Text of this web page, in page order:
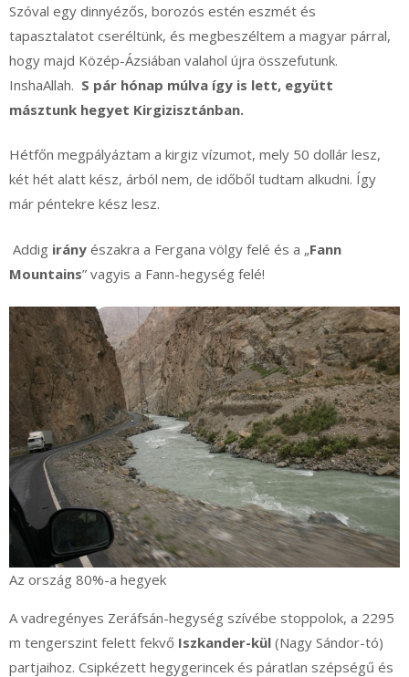
Szóval egy dinnyézős, borozós estén eszmét és
tapasztalatot cseréltünk, és megbeszéltem a magyar párral,
hogy majd Közép-Ázsiában valahol újra összefutunk.
InshaAllah. S pár hónap múlva így is lett, együtt
másztunk hegyet Kirgizisztánban.
Hétfőn megpályáztam a kirgiz vízumot, mely 50 dollár lesz,
két hét alatt kész, árból nem, de időből tudtam alkudni. Így
már péntekre kész lesz.
Addig irány északra a Fergana völgy felé és a „Fann
Mountains” vagyis a Fann-hegység felé!
Az ország 80%-a hegyek
A vadregényes Zeráfsán-hegység szívébe stoppolok, a 2295
m tengerszint felett fekvő Iszkander-kül (Nagy Sándor-tó)
partjaihoz. Csipkézett hegygerincek és páratlan szépségű és